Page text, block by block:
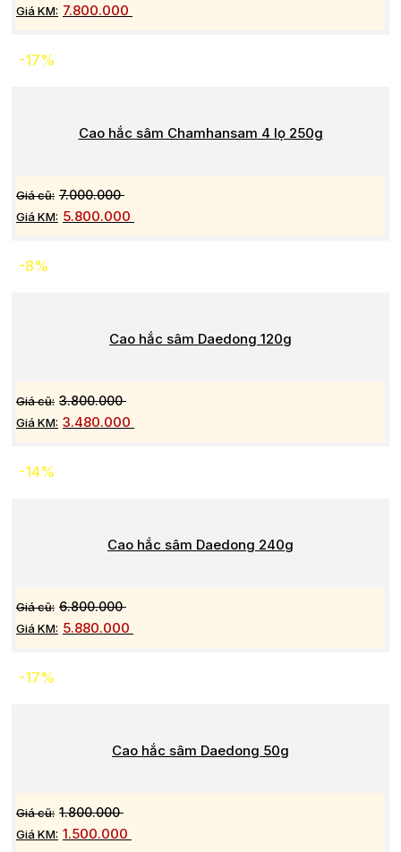
7.800.000
-17%
Cao hắc sâm Chamhansam 4 lọ 250g
7.000.000
5.800.000
-8%
Cao hắc sâm Daedong 120g
3.800.000
3.480.000
-14%
Cao hắc sâm Daedong 240g
6.800.000
5.880.000
-17%
Cao hắc sâm Daedong 50g
1.800.000
1.500.000